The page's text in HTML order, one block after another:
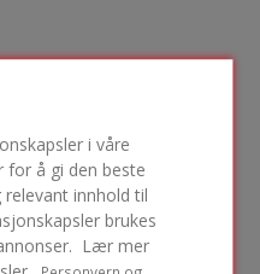
i våre
for å gi den beste
innhold til
brukes
Lær mer
BESTE
produkter
beholder sin
styrke og andre
egenskaper over
tid. Ettersom
strukturen holder